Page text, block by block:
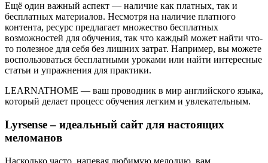
Ещё один важный аспект — наличие как платных, так и
бесплатных материалов. Несмотря на наличие платного
контента, ресурс предлагает множество бесплатных
возможностей для обучения, так что каждый может найти что-
то полезное для себя без лишних затрат. Например, вы можете
воспользоваться бесплатными уроками или найти интересные
статьи и упражнения для практики.
LEARNATHOME — ваш проводник в мир английского языка,
который делает процесс обучения легким и увлекательным.
Lyrsense – идеальный сайт для настоящих
меломанов
Насколько часто, напевая любимую мелодию, вам